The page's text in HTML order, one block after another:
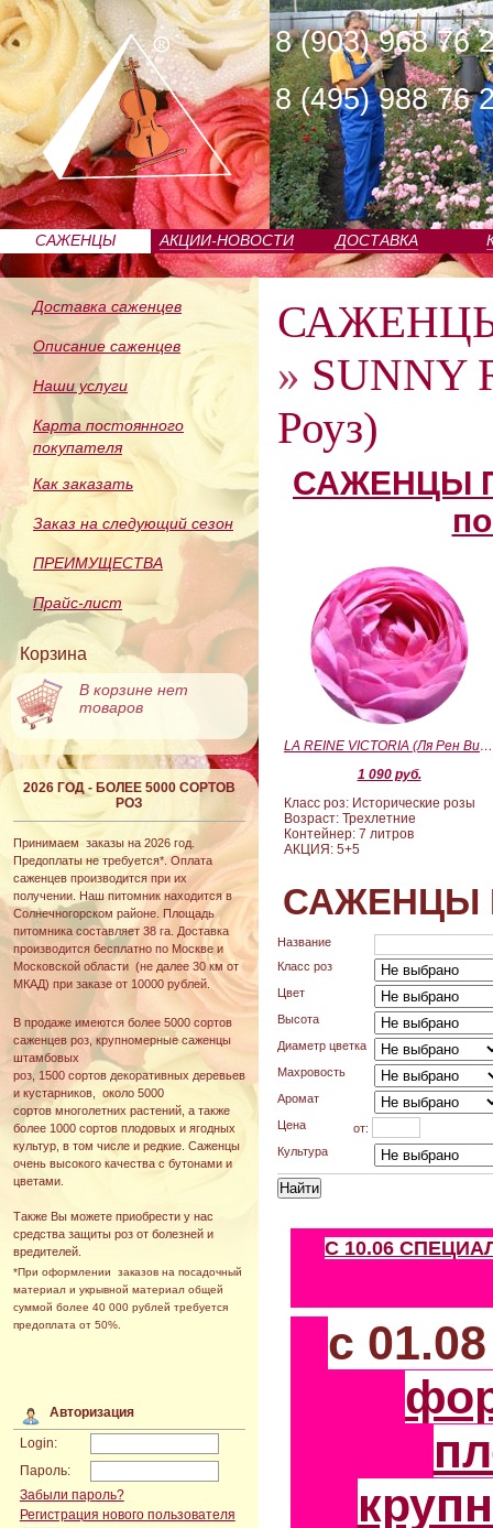
8 (903) 968 76
8 (495) 988 76
САЖЕНЦЫ
ПИТОМНИКА
АКЦИИ-НОВОСТИ ДОСТАВКА
Доставка саженцев
Описание саженцев
Наши услуги
Карта постоянного
покупателя
Как заказать
Заказ на следующий сезон
ПРЕИМУЩЕСТВА
Прайс-лист
Корзина
В корзине нет
товаров
2026 ГОД - БОЛЕЕ 5000 СОРТОВ
РОЗ
Принимаем заказы на 2026 год.
Предоплаты не требуется*. Оплата
саженцев производится при их
получении. Наш питомник находится в
Солнечногорском районе. Площадь
питомника составляет 38 га. Доставка
производится бесплатно по Москве и
Московской области (не далее 30 км от
МКАД) при заказе от 10000 рублей.
В продаже имеются более 5000 сортов
саженцев роз, крупномерные саженцы
штамбовых
роз, 1500 сортов декоративных деревьев
и кустарников, около 5000
сортов многолетних растений, а также
более 1000 сортов плодовых и ягодных
культур, в том числе и редкие. Саженцы
очень высокого качества с бутонами и
цветами.
Также Вы можете приобрести у нас
средства защиты роз от болезней и
вредителей.
*При оформлении заказов на посадочный
материал и укрывной материал общей
суммой более 40 000 рублей требуется
предоплата от 50%.
Авторизация
Login:
Пароль:
Забыли пароль?
Регистрация нового пользователя
» SUNNY
Роуз)
САЖЕНЦЫ
LA REINE VICTORIA (Ля Рен Виктория)
1 090 руб.
Класс роз: Исторические розы
Возраст: Трехлетние
Контейнер: 7 литров
АКЦИЯ: 5+5
САЖЕНЦЫ
Название
Класс роз
Цвет
Высота
Диаметр цветка
Махровость
Аромат
Цена
от:
Культура
С 10.06
с